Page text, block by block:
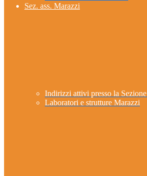
Sez. ass. Marazzi
Indirizzi attivi presso la
Laboratori e strutture Marazzi